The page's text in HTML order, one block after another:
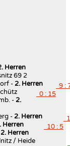
Herren
69 2
- 2. Herren 9 :
0 : 15
- 2.
- 2. Herren
Herren 10 : 5
2. Herren
/ Heide